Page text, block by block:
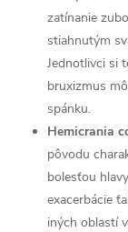
zatínanie
stiahnutým
Jednotlivci si
bruxizmus
spánku.
Hemicrania
pôvodu
bolesťou
exacerbácie
iných oblastí